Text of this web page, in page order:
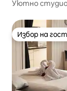
Уютно
Избор на
Избор на